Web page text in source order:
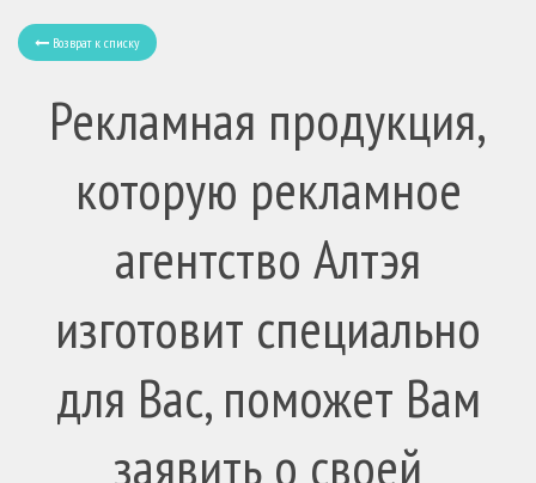
Возврат к списку
Рекламная продукция,
которую рекламное
агентство Алтэя
изготовит специально
для Вас, поможет Вам
заявить о своей